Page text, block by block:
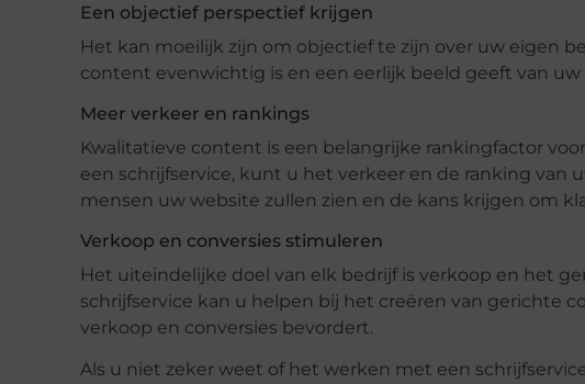
Een objectief perspectief krijgen
Het kan moeilijk zijn om objectief te zijn over uw eigen
content evenwichtig is en een eerlijk beeld geeft van
Meer verkeer en rankings
Kwalitatieve content is een belangrijke rankingfactor
een schrijfservice, kunt u het verkeer en de ranking
mensen uw website zullen zien en de kans krijgen om
Verkoop en conversies stimuleren
Het uiteindelijke doel van elk bedrijf is verkoop en het
schrijfservice kan u helpen bij het creëren van gerichte
verkoop en conversies bevordert.
Als u niet zeker weet of het werken met een